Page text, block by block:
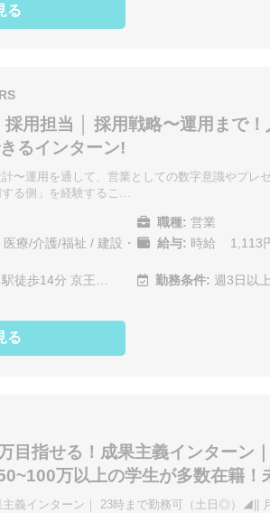
る
採用担当 │ 採用戦略〜運用まで
るインターン!
〜運用を通して、営業としての数字意識やプレ
る側」を経験するこ…
職種: 営業
療/介護/福祉 / 建設・
給与: 時給 1,113
駅徒歩14分 京王… 勤務条件: 週3日以上
る
目指せる！成果主義インターン
万以上の学生が多数在籍
主義インターン｜ 23時まで勤務可（土日◎）◢||